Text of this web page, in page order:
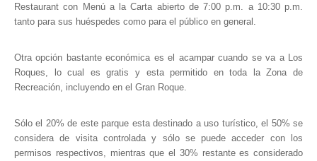
Diseño de Websites
Hosting / Alojamiento para Websites
Tienda en línea
Restaurant con Menú a la Carta abierto de 7:00 p.m. a 10:30 p.m.
tanto para sus huéspedes como para el público en general.
Otra opción bastante económica es el acampar cuando se va a Los
Roques, lo cual es gratis y esta permitido en toda la Zona de
Recreación, incluyendo en el Gran Roque.
Sólo el 20% de este parque esta destinado a uso turístico, el 50% se
considera de visita controlada y sólo se puede acceder con los
permisos respectivos, mientras que el 30% restante es considerado